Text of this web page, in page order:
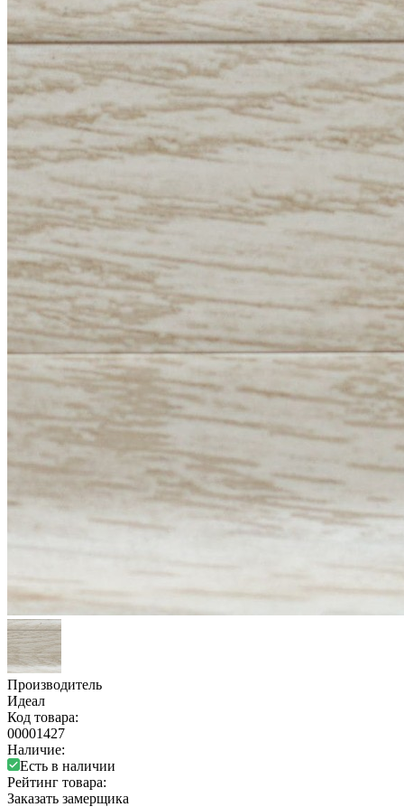
Производитель
Идеал
Код товара:
00001427
Наличие:
Есть в наличии
Рейтинг товара:
Заказать замерщика